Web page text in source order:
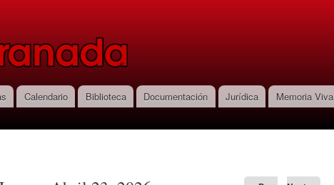
principal
Calendario Biblioteca Documentación Jurídica Memoria Viva